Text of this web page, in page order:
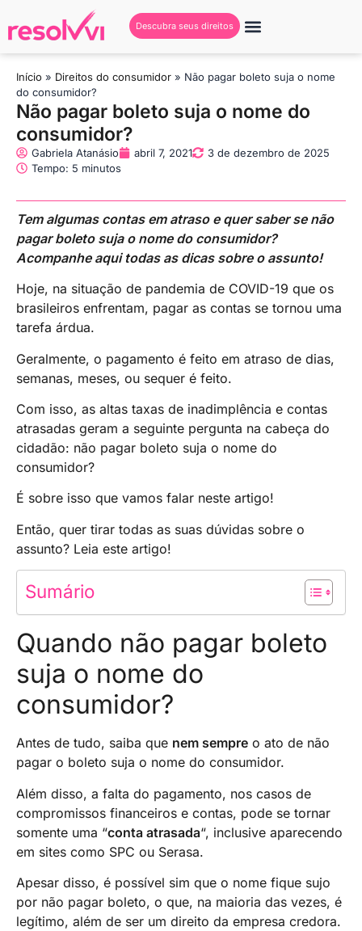
Descubra seus direitos
Início » Direitos do consumidor » Não pagar boleto suja o nome
do consumidor?
Não pagar boleto suja o nome do
consumidor?
Gabriela Atanásio abril 7, 2021
3 de dezembro de 2025
Tempo: 5 minutos
Tem algumas contas em atraso e quer saber se não
pagar boleto suja o nome do consumidor?
Acompanhe aqui todas as dicas sobre o assunto!
Hoje, na situação de pandemia de COVID-19 que os
brasileiros enfrentam, pagar as contas se tornou uma
tarefa árdua.
Geralmente, o pagamento é feito em atraso de dias,
semanas, meses, ou sequer é feito.
Com isso, as altas taxas de inadimplência e contas
atrasadas geram a seguinte pergunta na cabeça do
cidadão: não pagar boleto suja o nome do
consumidor?
É sobre isso que vamos falar neste artigo!
Então, quer tirar todas as suas dúvidas sobre o
assunto? Leia este artigo!
Sumário
Quando não pagar boleto
suja o nome do
consumidor?
Antes de tudo, saiba que nem sempre o ato de não
pagar o boleto suja o nome do consumidor.
Além disso, a falta do pagamento, nos casos de
compromissos financeiros e contas, pode se tornar
somente uma “conta atrasada“, inclusive aparecendo
em sites como SPC ou Serasa.
Apesar disso, é possível sim que o nome fique sujo
por não pagar boleto, o que, na maioria das vezes, é
legítimo, além de ser um direito da empresa credora.